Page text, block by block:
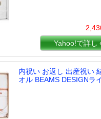
Yahoo!で詳し
内祝い お返し 出産祝い
オル BEAMS DESIGNラ